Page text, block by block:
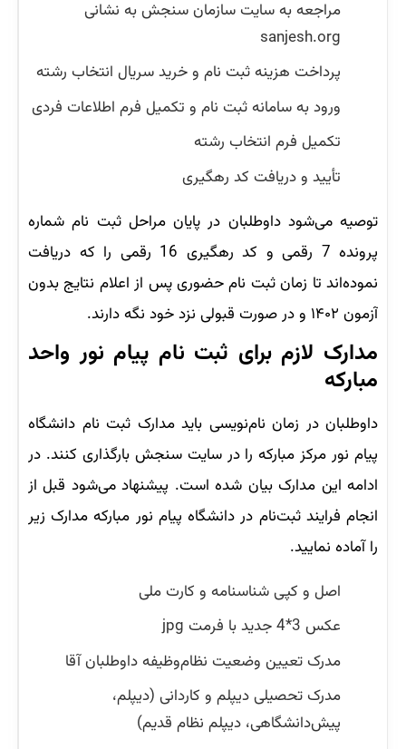
مراجعه به سایت سازمان سنجش به نشانی
sanjesh.org
پرداخت هزینه ثبت نام و خرید سریال انتخاب رشته
ورود به سامانه ثبت نام و تکمیل فرم اطلاعات فردی
تکمیل فرم انتخاب رشته
تأیید و دریافت کد رهگیری
توصیه می‌شود داوطلبان در پایان مراحل ثبت نام شماره
پرونده 7 رقمی و کد رهگیری 16 رقمی را که دریافت
نموده‌اند تا زمان ثبت نام حضوری پس از اعلام نتایج بدون
آزمون ۱۴۰۲ و در صورت قبولی نزد خود نگه دارند.
مدارک لازم برای ثبت نام پیام نور واحد
مبارکه
داوطلبان در زمان نام‌نویسی باید مدارک ثبت نام دانشگاه
پیام نور مرکز مبارکه را در سایت سنجش بارگذاری کنند. در
ادامه این مدارک بیان شده است. پیشنهاد می‌شود قبل از
انجام فرایند ثبت‌نام در دانشگاه پیام نور مبارکه مدارک زیر
را آماده نمایید.
اصل و کپی شناسنامه و کارت ملی
عکس 3*4 جدید با فرمت jpg
مدرک تعیین وضعیت نظام‌وظیفه داوطلبان آقا
مدرک تحصیلی دیپلم و کاردانی (دیپلم،
پیش‌دانشگاهی، دیپلم نظام قدیم)